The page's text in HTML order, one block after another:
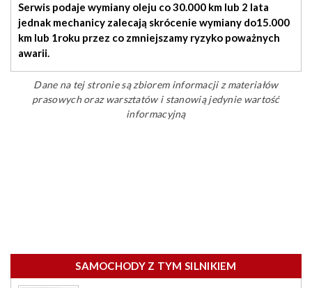
Serwis podaje wymiany oleju co30.000 km lub 2 lata
jednak mechanicy zalecają skrócenie wymiany do15.000
km lub 1roku przez co zmniejszamy ryzyko poważnych
awarii.
Dane na tej stronie są zbiorem informacji z materiałów
prasowych oraz warsztatów i stanowią jedynie wartość
informacyjną
SAMOCHODY Z TYM SILNIKIEM